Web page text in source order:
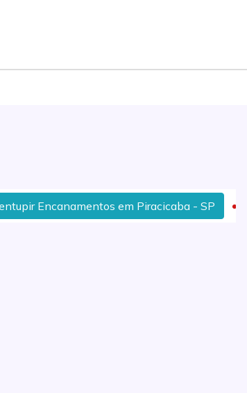
Encanamentos em Piracicaba - SP